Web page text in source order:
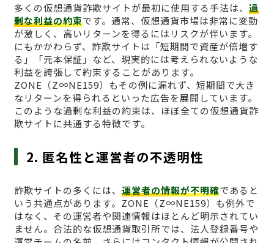
多くの仮想通貨詐欺サイトが最初に使用する手法は、 過
剰な利益の約束です。通常、仮想通貨市場は非常に変動
が激しく、高いリターンを得るにはリスクが伴います。
にもかかわらず、詐欺サイトは「短期間で資産が倍増す
る」「元本保証」など、現実的には考えられないような
利益を誇張して約束することがあります。
ZONE（Z∞NE159）もその例に漏れず、短期間で大き
なリターンを得られるといった広告を展開しています。
このような過剰な利益の約束は、ほぼ全ての仮想通貨詐
欺サイトに共通する特徴です。
2. 匿名性と運営者の不透明性
詐欺サイトの多くには、 運営者の情報が不明確であると
いう共通点があります。ZONE（Z∞NE159）も例外で
はなく、その運営者や関連情報はほとんど明示されてい
ません。合法的な仮想通貨取引所では、法人登録番号や